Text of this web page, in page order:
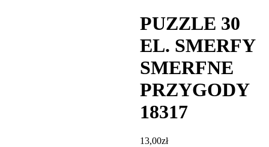
PUZZLE 30
EL. SMERFY
SMERFNE
PRZYGODY
18317
13,00zł